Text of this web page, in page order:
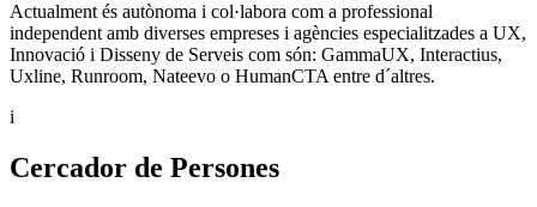
Actualment és autònoma i col·labora com a professional
independent amb diverses empreses i agències especialitzades a UX,
Innovació i Disseny de Serveis com són: GammaUX, Interactius,
Uxline, Runroom, Nateevo o HumanCTA entre d´altres.
i
Cercador de Persones